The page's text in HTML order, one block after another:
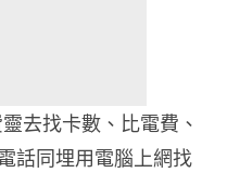
去找卡數、比電費、
話同埋用電腦上網找